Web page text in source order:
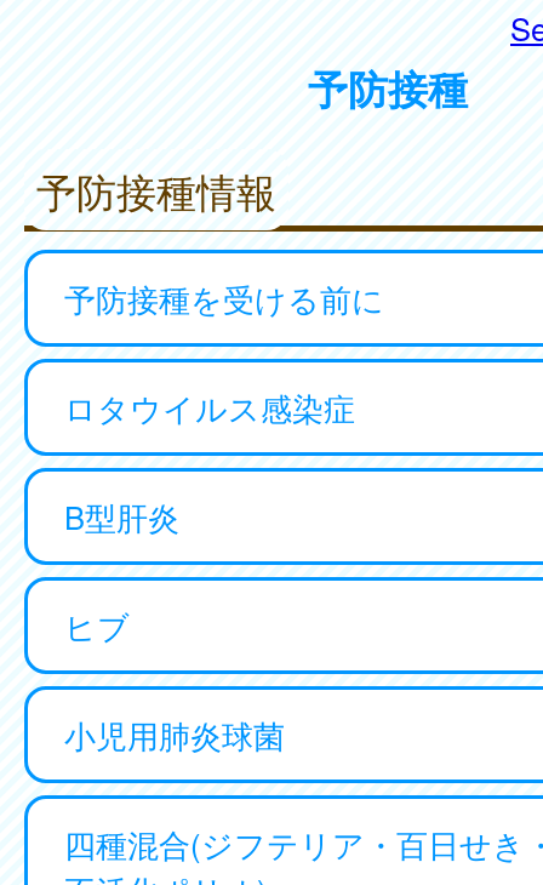
予防接種
予防接種情報
予防接種を受ける前に
ロタウイルス感染症
B型肝炎
ヒブ
小児用肺炎球菌
四種混合(ジフテリア・百日せき